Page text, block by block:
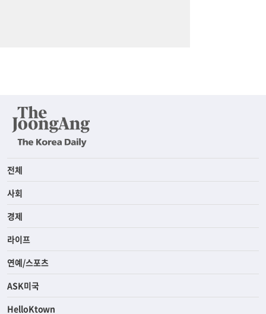
전체
사회
경제
라이프
연예/스포츠
ASK미국
HelloKtown